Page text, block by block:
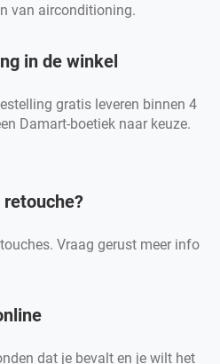
van airconditioning.
in de winkel
gratis leveren binnen 4
Damart-boetiek naar keuze.
retouche?
Vraag gerust meer info
dat je bevalt en je wilt het